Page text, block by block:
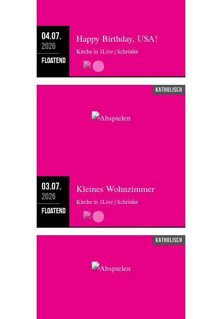
04.07.
2026
floatend
Happy Birthday, USA!
Kirche in 1Live | Schröder
katholisch
03.07.
2026
floatend
Kleines Wohnzimmer
Kirche in 1Live | Schröder
katholisch